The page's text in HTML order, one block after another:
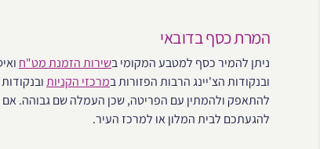
המרת כסף בדובאי
ניתן להמיר כסף למטבע המקומי בשירות הזמנת מט"ח
ובנקודות הצ'יינג הרבות הפזורות במרכזי הקניות
להתאפק ולהמתין עם הפריטה, שכן העמלה שם גבוהה. אם
להגעתכם לבית המלון או למרכז העיר.